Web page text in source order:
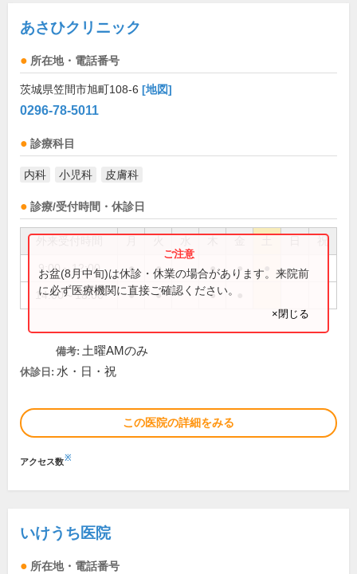
あさひクリニック
所在地・電話番号
茨城県笠間市旭町108-6 [地図]
0296-78-5011
診療科目
内科 小児科 皮膚科
診療/受付時間・休診日
祝
9:00～12:00 ● ● ● ●
14:00～18:00 ● ● ●
お盆(8月中旬)は休診・休業の場合があります。来院前
に必ず医療機関に直接ご確認ください。
×閉じる
備考: 土曜AMのみ
休診日: 水・日・祝
この医院の詳細をみる
アクセス数※
いけうち医院
所在地・電話番号